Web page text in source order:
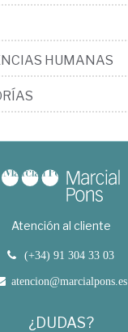
HUMANAS
Atención al cliente
(+34) 91 304 33 03
atencion@marcialpons.es
¿DUDAS?